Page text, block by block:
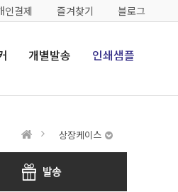
인결제 즐겨찾기 블로그
개별발송 인쇄샘플
상장케이스